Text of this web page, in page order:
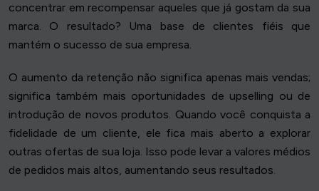
concentrar em recompensar aqueles que já gostam da sua
marca. O resultado? Uma base de clientes fiéis que
mantém o sucesso de sua empresa.
O aumento da retenção não significa apenas mais vendas;
significa também mais oportunidades de upselling ou de
introdução de novos produtos. Quando você conquista a
fidelidade de um cliente, ele fica mais aberto a explorar
outras ofertas de sua loja. Isso pode levar a valores médios
de pedidos mais altos, aumentando seus resultados.